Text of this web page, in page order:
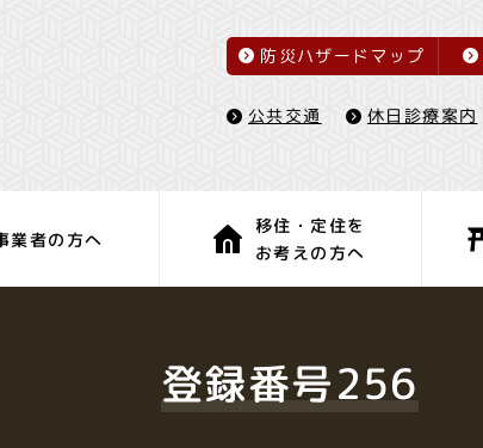
防災ハザードマップ
公共交通 休日診療案内
業者の方へ
移住・定住を
お考えの方へ
登録番号256